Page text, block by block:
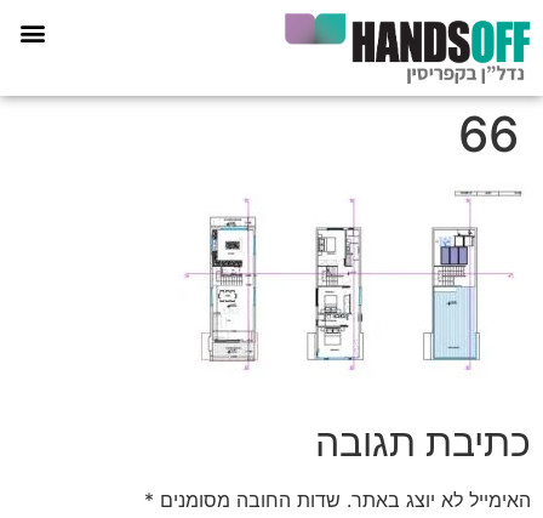
66
כתיבת תגובה
האימייל לא יוצג באתר. שדות החובה מסומנים *